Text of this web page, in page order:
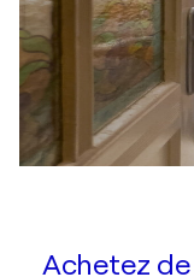
Achetez